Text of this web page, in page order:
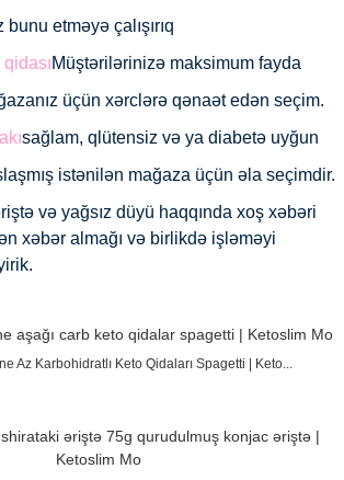
etməyə çalışırıq
Müştərilərinizə maksimum fayda
üçün xərclərə qənaət edən seçim.
sağlam, qlütensiz və ya diabetə uyğun
istənilən mağaza üçün əla seçimdir.
və yağsız düyü haqqında xoş xəbəri
xəbər almağı və birlikdə işləməyi
Az Karbohidratlı Keto Qidaları Spagetti | Keto...